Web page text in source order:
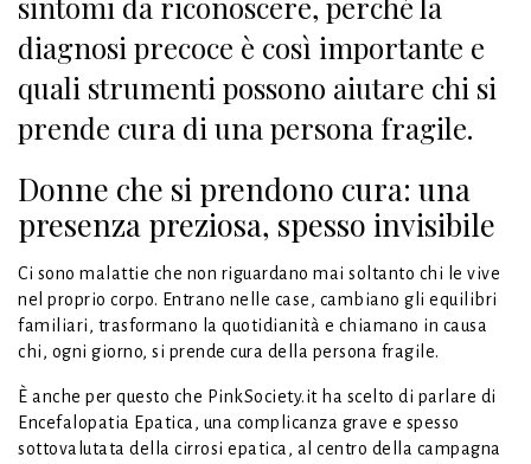
diagnosi precoce è così importante e
quali strumenti possono aiutare chi si
prende cura di una persona fragile.
Donne che si prendono cura: una
presenza preziosa, spesso invisibile
Ci sono malattie che non riguardano mai soltanto chi le vive
nel proprio corpo. Entrano nelle case, cambiano gli equilibri
familiari, trasformano la quotidianità e chiamano in causa
chi, ogni giorno, si prende cura della persona fragile.
È anche per questo che PinkSociety.it ha scelto di parlare di
Encefalopatia Epatica, una complicanza grave e spesso
sottovalutata della cirrosi epatica, al centro della campagna